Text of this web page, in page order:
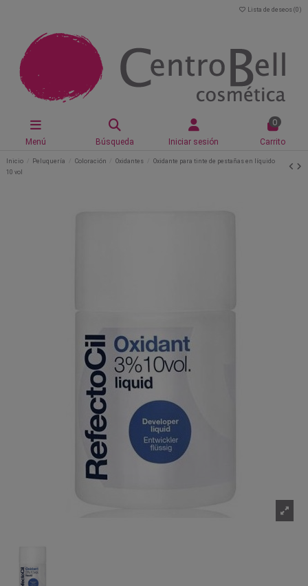
Lista de deseos (0 )
Menú Búsqueda Iniciar sesión
0
Carrito
Inicio Peluquería Coloración Oxidantes
Oxidante para tinte de pestañas en líquido
10 vol